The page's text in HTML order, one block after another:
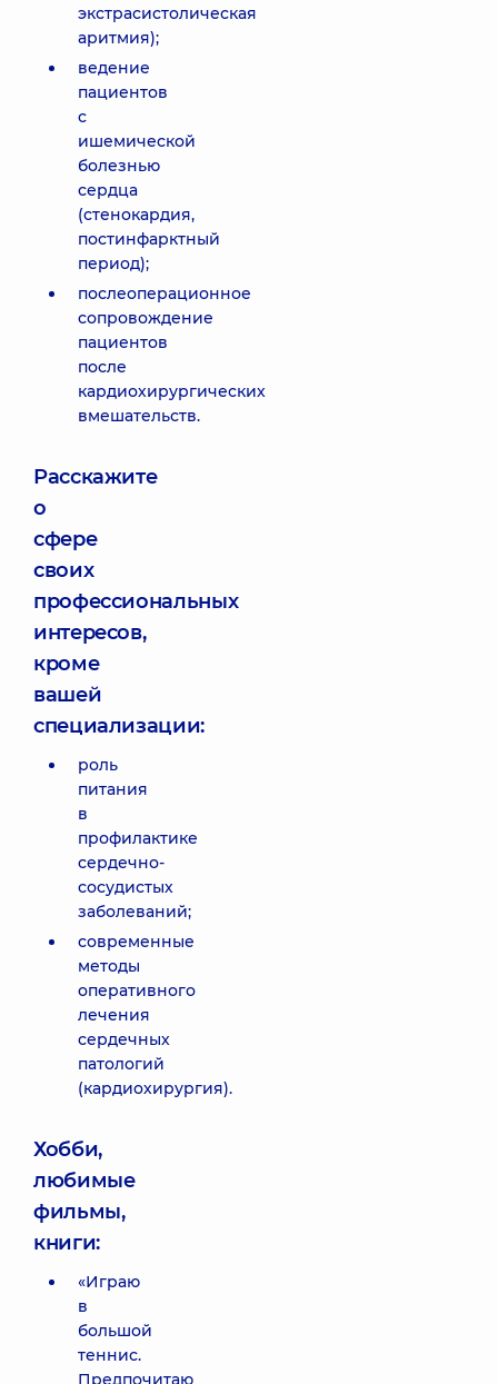
экстрасистолическая
аритмия);
ведение
пациентов
с
ишемической
болезнью
сердца
(стенокардия,
постинфарктный
период);
послеоперационное
сопровождение
пациентов
после
кардиохирургических
вмешательств.
Расскажите
о
сфере
своих
профессиональных
интересов,
кроме
вашей
специализации:
роль
питания
в
профилактике
сердечно-
сосудистых
заболеваний;
современные
методы
оперативного
лечения
сердечных
патологий
(кардиохирургия).
Хобби,
любимые
фильмы,
книги:
«Играю
в
большой
теннис.
Предпочитаю